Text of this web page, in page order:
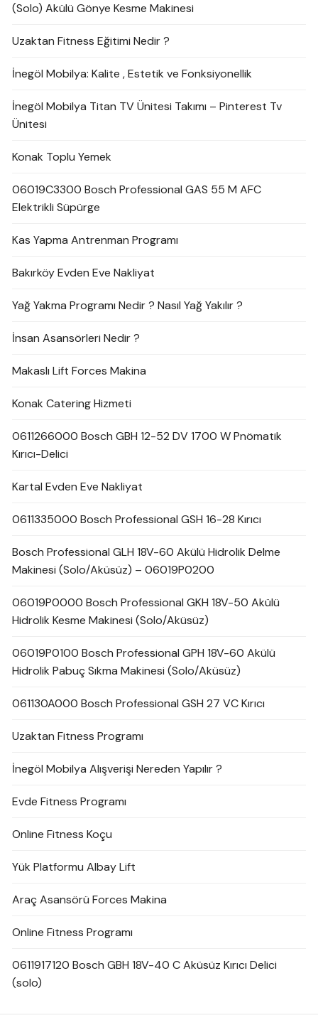
(Solo) Akülü Gönye Kesme Makinesi
Uzaktan Fitness Eğitimi Nedir ?
İnegöl Mobilya: Kalite , Estetik ve Fonksiyonellik
İnegöl Mobilya Titan TV Ünitesi Takımı – Pinterest Tv
Ünitesi
Konak Toplu Yemek
06019C3300 Bosch Professional GAS 55 M AFC
Elektrikli Süpürge
Kas Yapma Antrenman Programı
Bakırköy Evden Eve Nakliyat
Yağ Yakma Programı Nedir ? Nasıl Yağ Yakılır ?
İnsan Asansörleri Nedir ?
Makaslı Lift Forces Makina
Konak Catering Hizmeti
0611266000 Bosch GBH 12-52 DV 1700 W Pnömatik
Kırıcı-Delici
Kartal Evden Eve Nakliyat
0611335000 Bosch Professional GSH 16-28 Kırıcı
Bosch Professional GLH 18V-60 Akülü Hidrolik Delme
Makinesi (Solo/Aküsüz) – 06019P0200
06019P0000 Bosch Professional GKH 18V-50 Akülü
Hidrolik Kesme Makinesi (Solo/Aküsüz)
06019P0100 Bosch Professional GPH 18V-60 Akülü
Hidrolik Pabuç Sıkma Makinesi (Solo/Aküsüz)
061130A000 Bosch Professional GSH 27 VC Kırıcı
Uzaktan Fitness Programı
İnegöl Mobilya Alışverişi Nereden Yapılır ?
Evde Fitness Programı
Online Fitness Koçu
Yük Platformu Albay Lift
Araç Asansörü Forces Makina
Online Fitness Programı
0611917120 Bosch GBH 18V-40 C Aküsüz Kırıcı Delici
(solo)